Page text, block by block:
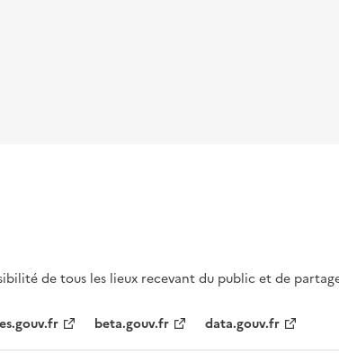
de tous les lieux recevant du public et de
beta.gouv.fr data.gouv.fr